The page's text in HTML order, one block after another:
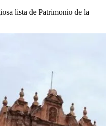
lista de Patrimonio de la